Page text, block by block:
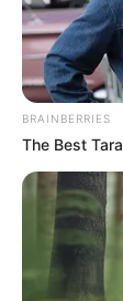
TAGS
ΠΟΥ
BRAINBERRIES
The Best